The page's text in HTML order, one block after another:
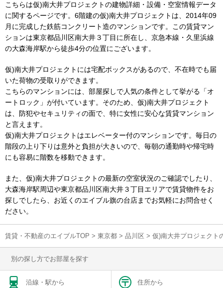
こちらは仮)南大井プロジェクトの建物詳細・設備・空室情報データ
に関するページです。6階建の仮)南大井プロジェクトは、2014年09
月に完成した鉄筋コンクリート造のマンションです。この賃貸マン
ションは東京都品川区南大井３丁目に所在し、京急本線・久里浜線
の大森海岸駅から徒歩4分の位置にございます。
仮)南大井プロジェクトには宅配ボックスがあるので、不在時でも届
いた荷物の受取りができます。
こちらのマンションには、部屋探しで人気の条件として挙がる「オ
ートロック」が付いています。そのため、仮)南大井プロジェクト
は、防犯やセキュリティの面で、特に女性に安心な賃貸マンション
と言えます。
仮)南大井プロジェクトはエレベーター付のマンションです。毎日の
階段の上り下りは意外と負担が大きいので、毎朝の通勤時や帰宅時
にも容易に階数を移動できます。
また、仮)南大井プロジェクトの最新の空室状況のご確認でしたり、
大森海岸駅周辺や東京都品川区南大井３丁目エリアで賃貸物件をお
探しでしたら、お近くのエイブル旗の台店までお気軽にお問合せく
ださい。
賃貸・不動産のエイブルTOP > 東京都 > 品川区 > 仮)南大井プロジェクト
別の探し方でお部屋を探す
沿線・駅から 住所から